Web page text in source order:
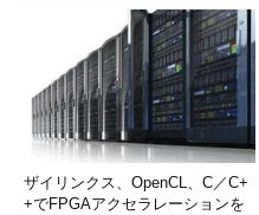
ザイリンクス、OpenCL、C／C+
+でFPGAアクセラレーションを